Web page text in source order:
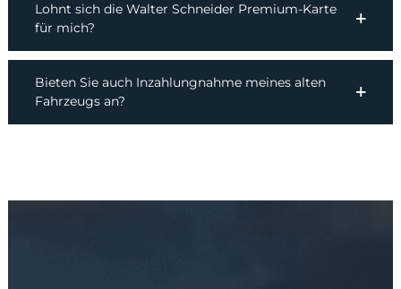
Lohnt sich die Walter Schneider Premium-Karte
für mich?
Bieten Sie auch Inzahlungnahme meines alten
Fahrzeugs an?